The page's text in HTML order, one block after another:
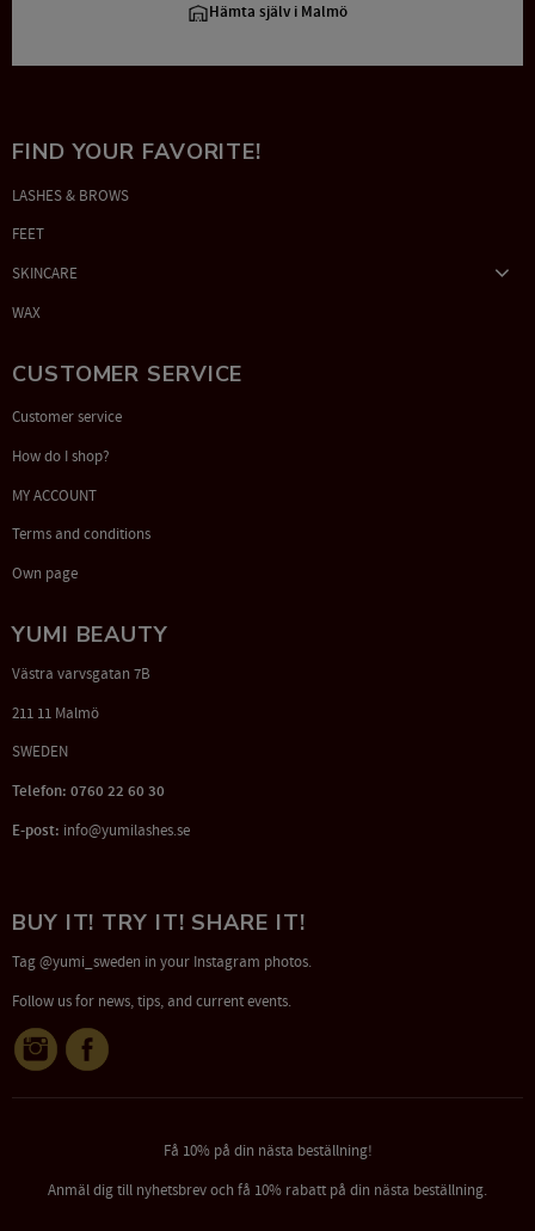
Hämta själv i Malmö
FIND YOUR FAVORITE!
LASHES & BROWS
FEET
SKINCARE
WAX
CUSTOMER SERVICE
Customer service
How do I shop?
MY ACCOUNT
Terms and conditions
Own page
YUMI BEAUTY
Västra varvsgatan 7B
211 11 Malmö
SWEDEN
Telefon: 0760 22 60 30
E-post: info@yumilashes.se
BUY IT! TRY IT! SHARE IT!
Tag @yumi_sweden in your Instagram photos.
Follow us for news, tips, and current events.
Få 10% på din nästa beställning!
Anmäl dig till nyhetsbrev och få 10% rabatt på din nästa beställning.